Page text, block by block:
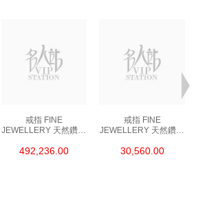
戒指 FINE
JEWELLERY 天然鑽飾
5.18
492,236.00
戒指 FINE
JEWELLERY 天然鑽飾
ROUND 0.6 F IF 3EX
30,560.00